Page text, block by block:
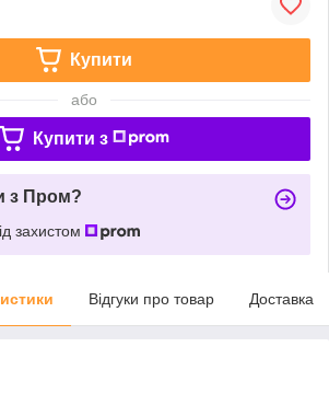
Купити
або
Купити з
з Пром?
захистом
Відгуки про товар Доставка